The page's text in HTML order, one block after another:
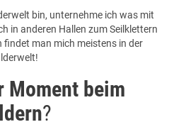
bin, unternehme ich was mit
in anderen Hallen zum Seilklettern
findet man mich meistens in der
Moment beim
?